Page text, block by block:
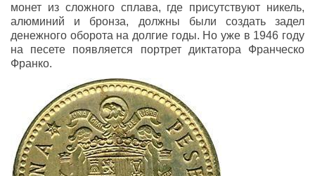
монет из сложного сплава, где присутствуют никель,
алюминий и бронза, должны были создать задел
денежного оборота на долгие годы. Но уже в 1946 году
на песете появляется портрет диктатора Франческо
Франко.